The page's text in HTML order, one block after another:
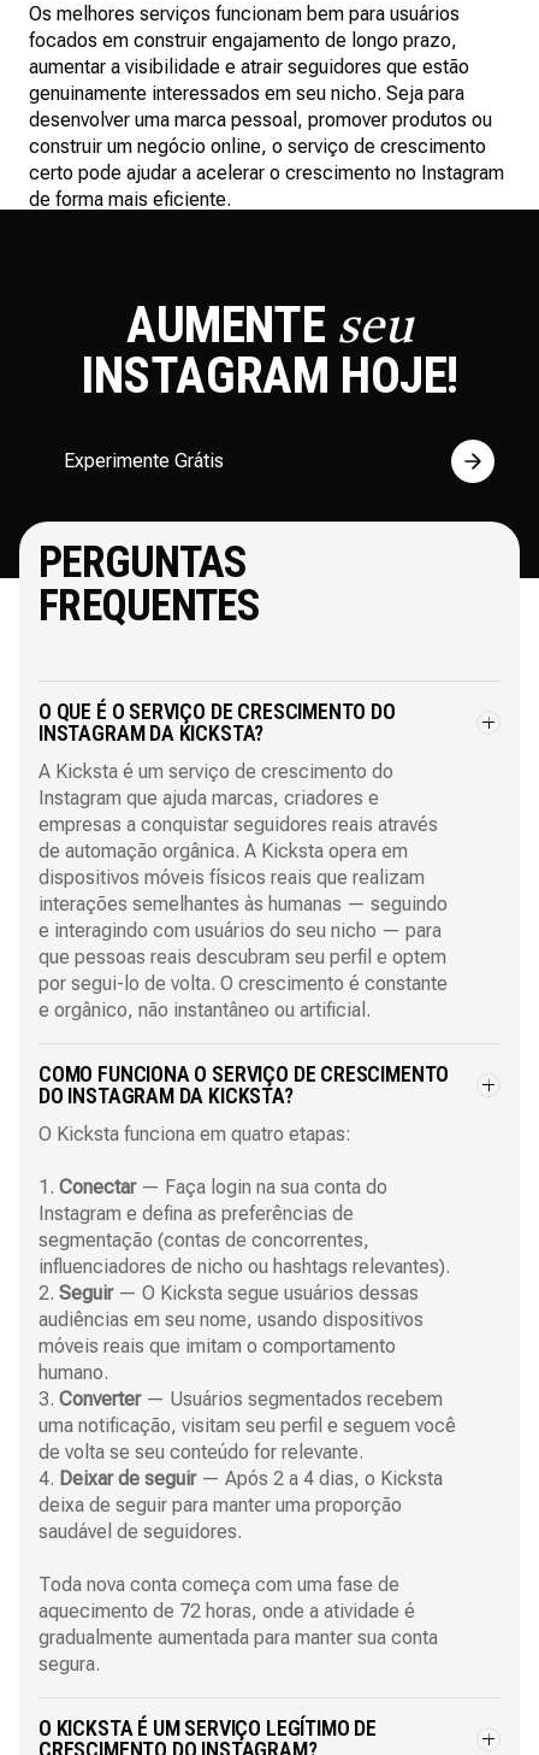
Os melhores serviços funcionam bem para usuários
focados em construir engajamento de longo prazo,
aumentar a visibilidade e atrair seguidores que estão
genuinamente interessados em seu nicho. Seja para
desenvolver uma marca pessoal, promover produtos ou
construir um negócio online, o serviço de crescimento
certo pode ajudar a acelerar o crescimento no Instagram
de forma mais eficiente.
AUMENTE seu
INSTAGRAM HOJE!
Experimente Grátis
PERGUNTAS
FREQUENTES
O QUE É O SERVIÇO DE CRESCIMENTO DO
INSTAGRAM DA KICKSTA?
A Kicksta é um serviço de crescimento do
Instagram que ajuda marcas, criadores e
empresas a conquistar seguidores reais através
de automação orgânica. A Kicksta opera em
dispositivos móveis físicos reais que realizam
interações semelhantes às humanas — seguindo
e interagindo com usuários do seu nicho — para
que pessoas reais descubram seu perfil e optem
por segui-lo de volta. O crescimento é constante
e orgânico, não instantâneo ou artificial.
COMO FUNCIONA O SERVIÇO DE CRESCIMENTO
DO INSTAGRAM DA KICKSTA?
O Kicksta funciona em quatro etapas:
1. Conectar— Faça login na sua conta do
Instagram e defina as preferências de
segmentação (contas de concorrentes,
influenciadores de nicho ou hashtags relevantes).
2. Seguir— O Kicksta segue usuários dessas
audiências em seu nome, usando dispositivos
móveis reais que imitam o comportamento
humano.
3. Converter— Usuários segmentados recebem
uma notificação, visitam seu perfil e seguem você
de volta se seu conteúdo for relevante.
4. Deixar de seguir— Após 2 a 4 dias, o Kicksta
deixa de seguir para manter uma proporção
saudável de seguidores.
Toda nova conta começa com uma fase de
aquecimento de 72 horas, onde a atividade é
gradualmente aumentada para manter sua conta
segura.
O KICKSTA É UM SERVIÇO LEGÍTIMO DE
CRESCIMENTO DO INSTAGRAM?